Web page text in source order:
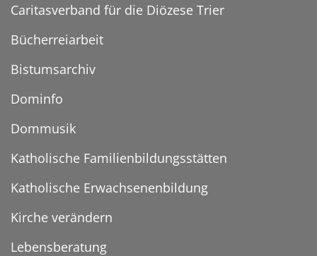
Caritasverband für die Diözese Trier
Bücherreiarbeit
Bistumsarchiv
Dominfo
Dommusik
Katholische Familienbildungsstätten
Katholische Erwachsenenbildung
Kirche verändern
Lebensberatung